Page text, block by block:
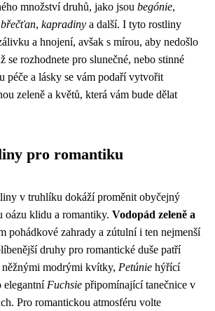
množství druhů, jako jsou begónie,
břečťan, kapradiny a další. I tyto rostliny
a hnojení, avšak s mírou, aby nedošlo
se rozhodnete pro slunečné, nebo stinné
péče a lásky se vám podaří vytvořit
zeleně a květů, která vám bude dělat
pro romantiku
v truhlíku dokáží proměnit obyčejný
oázu klidu a romantiky. Vodopád zeleně a
pohádkové zahrady a zútulní i ten nejmenší
druhy pro romantické duše patří
něžnými modrými kvítky, Petúnie hýřící
elegantní Fuchsie připomínající tanečnice v
Pro romantickou atmosféru volte